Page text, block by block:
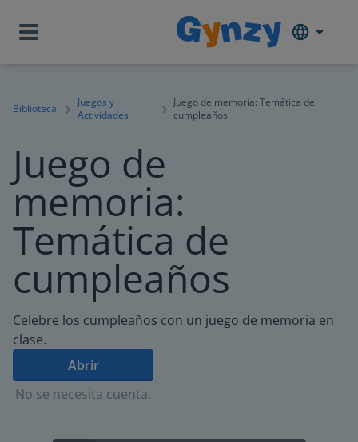
Biblioteca
Juegos y
Actividades
Juego de memoria: Temática de
cumpleaños
Juego de
memoria:
Temática de
cumpleaños
Celebre los cumpleaños con un juego de memoria en
clase.
Abrir
No se necesita cuenta.